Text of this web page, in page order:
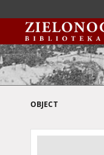
OBJECT